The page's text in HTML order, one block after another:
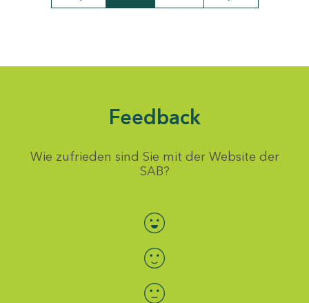
Feedback
Wie zufrieden sind Sie mit der Website der
SAB?
Bewertung auswählen